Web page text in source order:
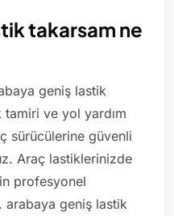
takarsam ne
geniş lastik
ve yol yardım
sürücülerine güvenli
Araç lastiklerinizde
profesyonel
geniş lastik